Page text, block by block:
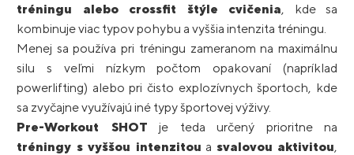
tréningu alebo crossfit štýle cvičenia, kde sa
kombinuje viac typov pohybu a vyššia intenzita tréningu.
Menej sa používa pri tréningu zameranom na maximálnu
silu s veľmi nízkym počtom opakovaní (napríklad
powerlifting) alebo pri čisto explozívnych športoch, kde
sa zvyčajne využívajú iné typy športovej výživy.
Pre-Workout SHOT je teda určený prioritne na
tréningy s vyššou intenzitou a svalovou aktivitou,